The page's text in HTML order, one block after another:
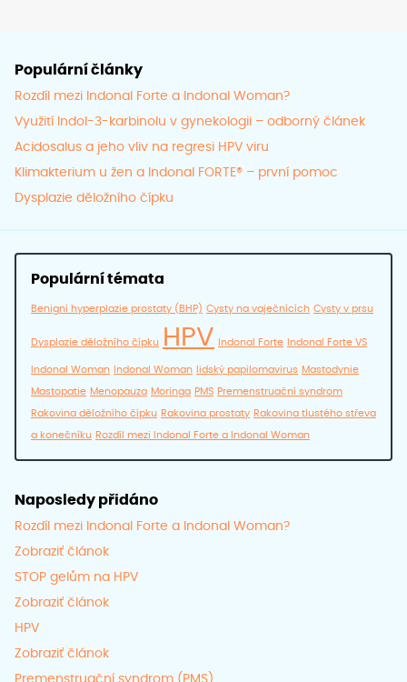
Populární články
Rozdíl mezi Indonal Forte a Indonal Woman?
Využití Indol-3-karbinolu v gynekologii – odborný článek
Acidosalus a jeho vliv na regresi HPV viru
Klimakterium u žen a Indonal FORTE® – první pomoc
Dysplazie děložního čípku
Populární témata
Benigní hyperplazie prostaty (BHP) Cysty na vaječnících Cysty v prsu
Dysplazie děložního čípku HPV Indonal Forte Indonal Forte VS
Indonal Woman Indonal Woman lidský papilomavirus Mastodynie
Mastopatie Menopauza Moringa PMS Premenstruační syndrom
Rakovina děložního čípku Rakovina prostaty Rakovina tlustého střeva
a konečníku Rozdíl mezi Indonal Forte a Indonal Woman
Naposledy přidáno
Rozdíl mezi Indonal Forte a Indonal Woman?
Zobraziť článok
STOP gelům na HPV
Zobraziť článok
HPV
Zobraziť článok